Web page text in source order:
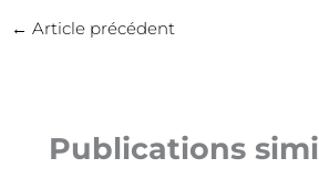
← Article précédent
Publications